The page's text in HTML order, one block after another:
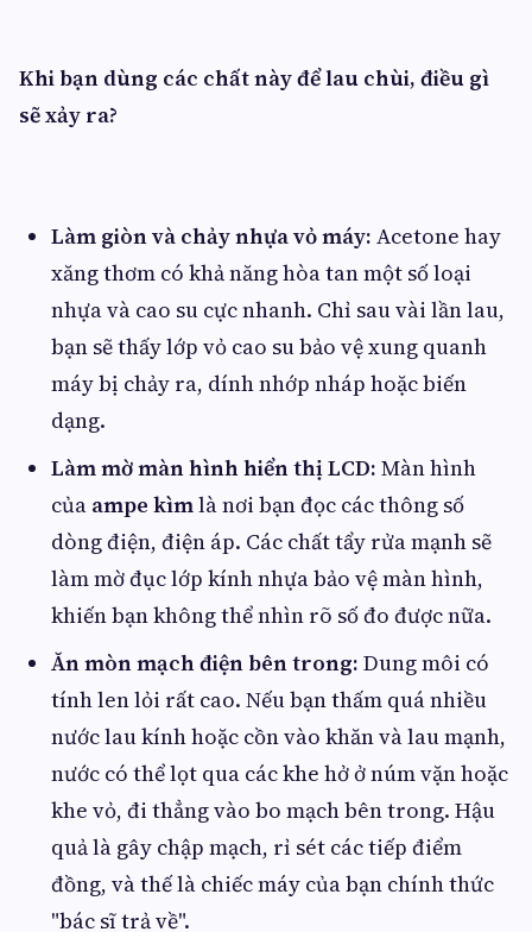
Khi bạn dùng các chất này để lau chùi, điều gì
sẽ xảy ra?
Làm giòn và chảy nhựa vỏ máy: Acetone hay
xăng thơm có khả năng hòa tan một số loại
nhựa và cao su cực nhanh. Chỉ sau vài lần lau,
bạn sẽ thấy lớp vỏ cao su bảo vệ xung quanh
máy bị chảy ra, dính nhớp nháp hoặc biến
dạng.
Làm mờ màn hình hiển thị LCD: Màn hình
của ampe kìmlà nơi bạn đọc các thông số
dòng điện, điện áp. Các chất tẩy rửa mạnh sẽ
làm mờ đục lớp kính nhựa bảo vệ màn hình,
khiến bạn không thể nhìn rõ số đo được nữa.
Ăn mòn mạch điện bên trong: Dung môi có
tính len lỏi rất cao. Nếu bạn thấm quá nhiều
nước lau kính hoặc cồn vào khăn và lau mạnh,
nước có thể lọt qua các khe hở ở núm vặn hoặc
khe vỏ, đi thẳng vào bo mạch bên trong. Hậu
quả là gây chập mạch, rỉ sét các tiếp điểm
đồng, và thế là chiếc máy của bạn chính thức
"bác sĩ trả về".